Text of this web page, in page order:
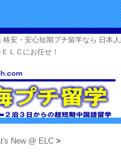
格安・安心短期プチ留学なら 日本
ＬＣにお任せ！
New @ ELC >